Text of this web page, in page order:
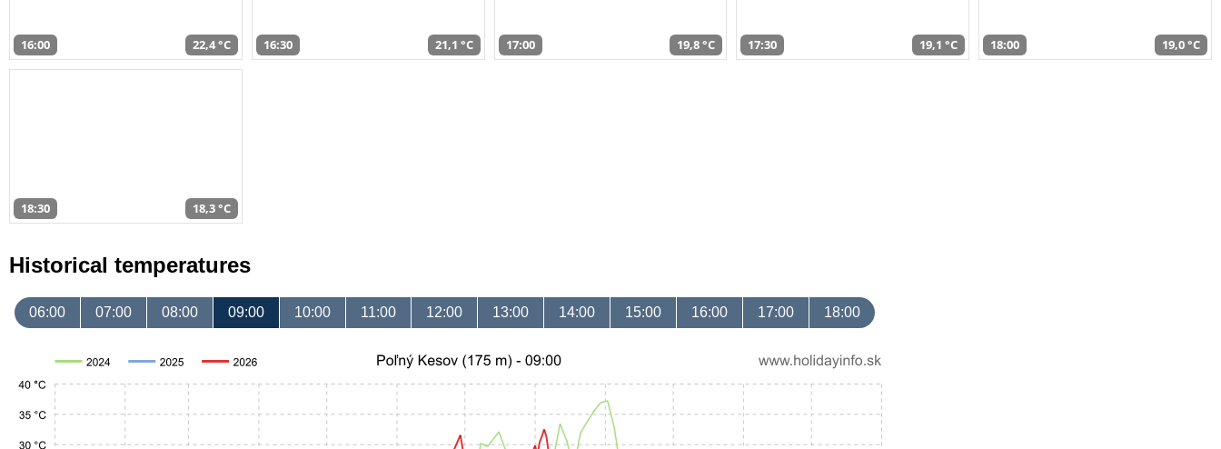
16:00 22,4 °C 16:30 21,1 °C 17:00 19,8 °C 17:30 19,1 °C 18:00 19,0 °C
18:30 18,3 °C
Historical temperatures
06:00 07:00 08:00 09:00 10:00 11:00 12:00 13:00 14:00 15:00 16:00 17:00 18:00